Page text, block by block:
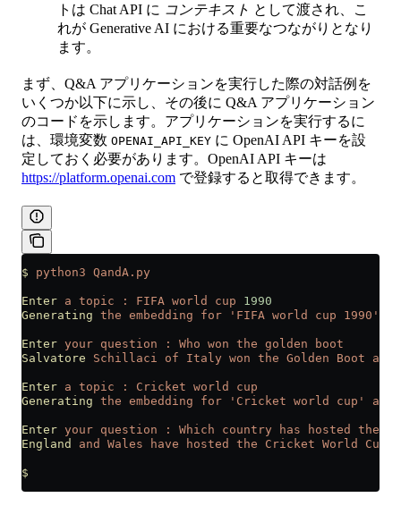
トは Chat API に コンテキスト として渡され、こ
れが Generative AI における重要なつながりとなり
ます。
まず、Q&A アプリケーションを実行した際の対話例を
いくつか以下に示し、その後に Q&A アプリケーション
のコードを示します。アプリケーションを実行するに
は、環境変数 OPENAI_API_KEY に OpenAI API キーを設
定しておく必要があります。OpenAI API キーは
https://platform.openai.com で登録すると取得できます。
$ python3 QandA.py
Enter a topic : FIFA world cup 1990
Generating the embedding for 'FIFA world cup 1990'
Enter your question : Who won the golden boot
Salvatore Schillaci of Italy won the Golden Boot at
Enter a topic : Cricket world
cup
Generating the embedding for 'Cricket world cup' and
Enter your question : Which country has hosted the
England
and Wales have hosted the Cricket World Cup
$